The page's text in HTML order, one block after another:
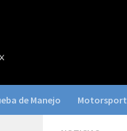
de Manejo Motorsport